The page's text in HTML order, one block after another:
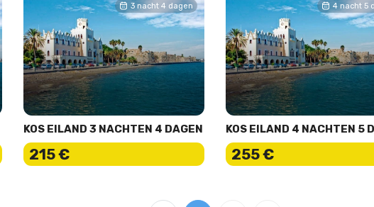
3 nacht 4 dagen
KOS EILAND 3 NACHTEN 4 DAGEN
215 €
4 nacht 5
KOS EILAND 4 NACHTEN 5
255 €